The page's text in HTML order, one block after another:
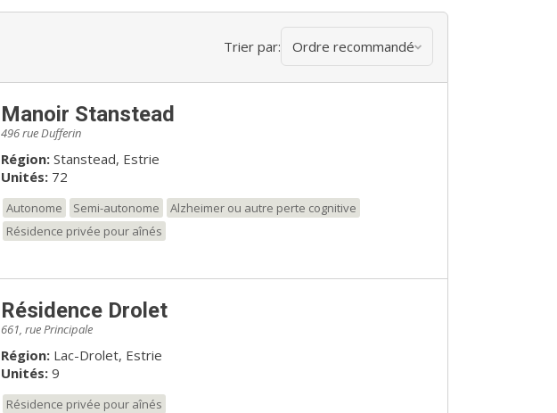
Trier par: Ordre recommandé
Manoir Stanstead
496 rue Dufferin
Région: Stanstead, Estrie
Unités:72
Autonome Semi-autonome
Alzheimer ou autre perte cognitive
Résidence privée pour aînés
Résidence Drolet
661, rue Principale
Région: Lac-Drolet, Estrie
Unités:9
Résidence privée pour aînés